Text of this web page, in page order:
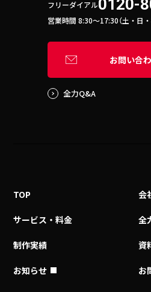
フリーダイアル0120-
営業時間 8:30〜17:30（土・日
お問い合
全力Q&A
TOP
サービス・料金
制作実績
お知らせ
会
全
資
お